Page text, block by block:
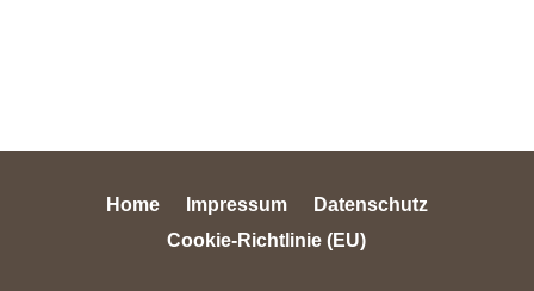
Home Impressum
Datenschutz
Cookie-Richtlinie (EU)